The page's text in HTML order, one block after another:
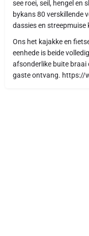
see roei, seil, hengel en
bykans 80 verskillende
dassies en streepmuise
Ons het kajakke en
eenhede is beide
afsonderlike buite braai
gaste ontvang. https://